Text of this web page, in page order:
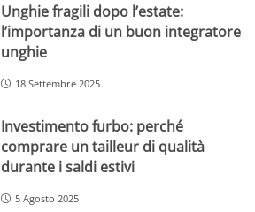
Unghie fragili dopo l’estate:
l’importanza di un buon integratore
unghie
18 Settembre 2025
Investimento furbo: perché
comprare un tailleur di qualità
durante i saldi estivi
5 Agosto 2025